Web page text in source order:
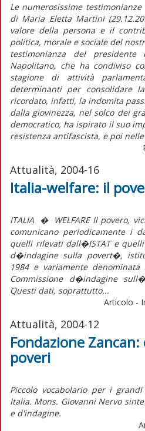
Le numerosissime
di Maria Eletta Martini
valore della persona e il
politica, morale e sociale del
testimonianza del presidente
Napolitano, che ha condiviso
stagione di attività
determinanti per consolidare
ricordato, infatti, la indomita
dalla giovinezza, nel solco dei
democratico, ha ispirato il suo
resistenza antifascista, e poi
Attualità, 2004-16
Italia-welfare: il
ITALIA � WELFARE Il povero,
comunicano periodicamente i
quelli rilevati dall�ISTAT e
d�indagine sulla povert�,
1984 e variamente
Commissione d�indagine
Questi dati, soprattutto...
Articolo -
Attualità, 2004-12
Fondazione
poveri
Piccolo vocabolario per i
Italia. Mons. Giovanni Nervo
e d'indagine.